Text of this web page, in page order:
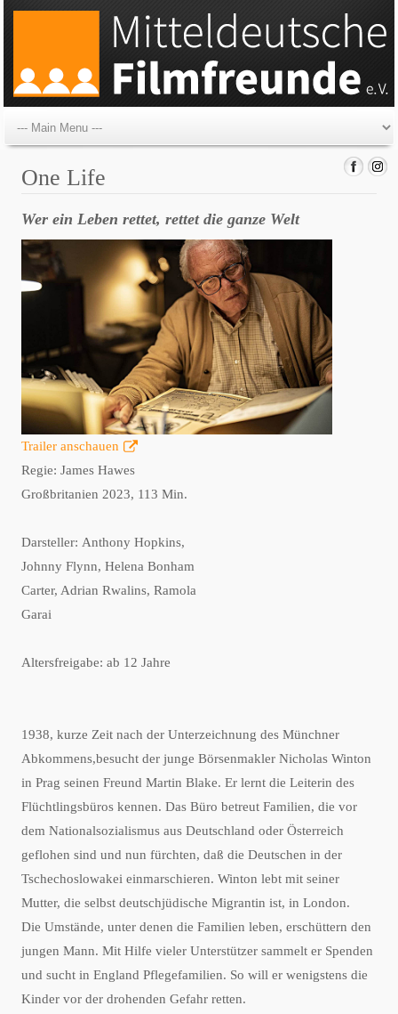
One Life
Wer ein Leben rettet, rettet die ganze Welt
Trailer anschauen
Regie: James Hawes
Großbritanien 2023, 113 Min.
Darsteller: Anthony Hopkins,
Johnny Flynn, Helena Bonham
Carter, Adrian Rwalins, Ramola
Garai
Altersfreigabe: ab 12 Jahre
1938, kurze Zeit nach der Unterzeichnung des Münchner
Abkommens,besucht der junge Börsenmakler Nicholas Winton
in Prag seinen Freund Martin Blake. Er lernt die Leiterin des
Flüchtlingsbüros kennen. Das Büro betreut Familien, die vor
dem Nationalsozialismus aus Deutschland oder Österreich
geflohen sind und nun fürchten, daß die Deutschen in der
Tschechoslowakei einmarschieren. Winton lebt mit seiner
Mutter, die selbst deutschjüdische Migrantin ist, in London.
Die Umstände, unter denen die Familien leben, erschüttern den
jungen Mann. Mit Hilfe vieler Unterstützer sammelt er Spenden
und sucht in England Pflegefamilien. So will er wenigstens die
Kinder vor der drohenden Gefahr retten.